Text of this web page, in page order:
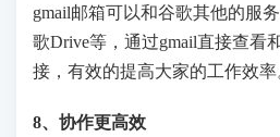
gmail邮箱可以和谷歌其他的服
歌Drive等，通过gmail直接查看
接，有效的提高大家的工作效率
8、协作更高效